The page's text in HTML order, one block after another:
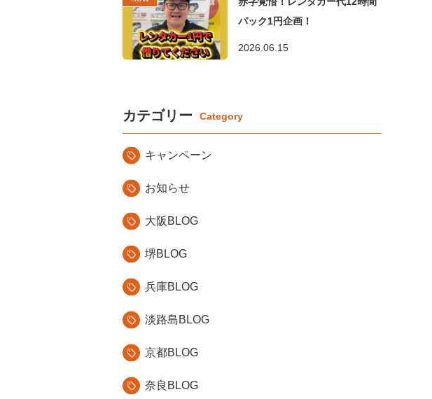
パック1円企画！
2026.06.15
カテゴリー
キャンペーン
お知らせ
大阪BLOG
堺BLOG
兵庫BLOG
淡路島BLOG
京都BLOG
奈良BLOG